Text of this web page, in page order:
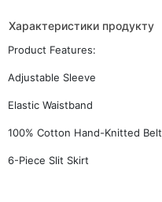
Характеристики продукту
Product Features:
Adjustable Sleeve
Elastic Waistband
100% Cotton Hand-Knitted Belt
6-Piece Slit Skirt